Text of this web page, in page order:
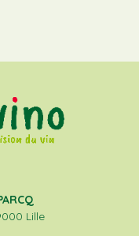
Lille